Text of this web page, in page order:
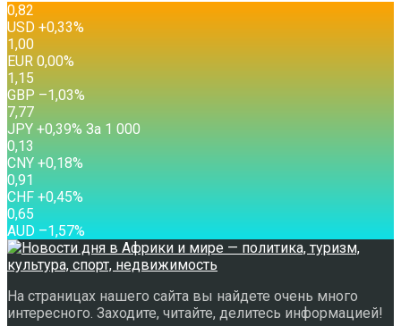
0,82
USD +0,33%
1,00
EUR 0,00%
1,15
GBP –1,03%
7,77
JPY +0,39% За 1 000
0,13
CNY +0,18%
0,91
CHF +0,45%
0,65
AUD –1,57%
На страницах нашего сайта вы найдете очень много
интересного. Заходите, читайте, делитесь информацией!